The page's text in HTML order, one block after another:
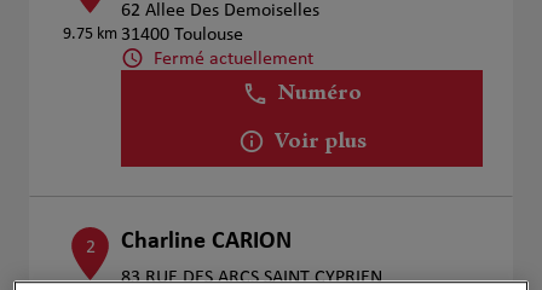
9.75 km
62 Allee Des Demoiselles
31400 Toulouse
Fermé actuellement
Numéro
Voir plus
2 Charline CARION
83 RUE DES ARCS SAINT CYPRIEN